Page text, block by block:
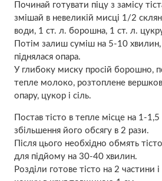
Починай готувати піцу з замісу
змішай в невеликій мисці 1/2
води, 1 ст. л. борошна, 1 ст. л.
Потім залиш суміш на 5-10
піднялася опара.
У глибоку миску просій борошно,
тепле молоко, розтоплене
опару, цукор і сіль.
Постав тісто в тепле місце на 1-
збільшення його обсягу в 2 рази.
Після цього необхідно обмять
для підйому на 30-40 хвилин.
Розділи готове тісто на 2 частини